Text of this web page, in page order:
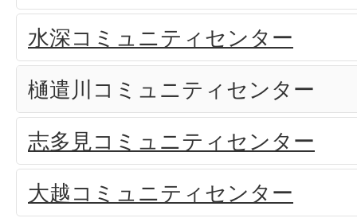
水深コミュニティセンター
樋遣川コミュニティセンター
志多見コミュニティセンター
大越コミュニティセンター